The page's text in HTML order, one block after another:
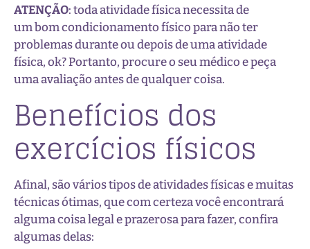
ATENÇÃO: toda atividade física necessita de
um bom condicionamento físico para não ter
problemas durante ou depois de uma atividade
física, ok? Portanto, procure o seu médico e peça
uma avaliação antes de qualquer coisa.
Benefícios dos
exercícios físicos
Afinal, são vários tipos de atividades físicas e muitas
técnicas ótimas, que com certeza você encontrará
alguma coisa legal e prazerosa para fazer, confira
algumas delas: